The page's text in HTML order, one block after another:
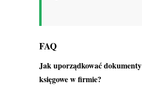
FAQ
Jak uporządkować dokumenty
księgowe w firmie?